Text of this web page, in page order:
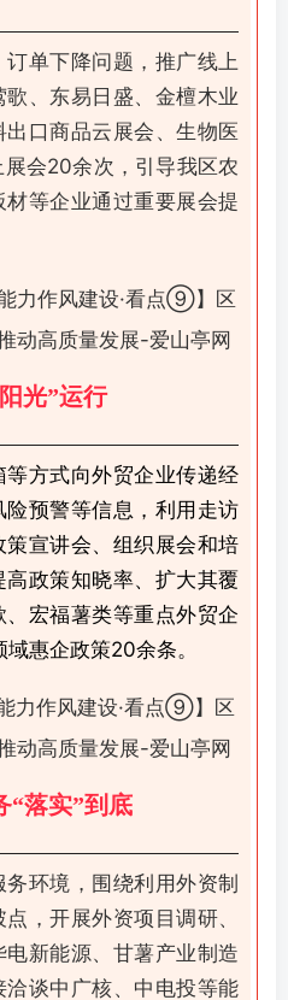
单下降问题，推广线上
、东易日盛、金檀木业
口商品云展会、生物医
会20余次，引导我区农
等企业通过重要展会提
光”运行
方式向外贸企业传递经
预警等信息，利用走访
宣讲会、组织展会和培
政策知晓率、扩大其覆
宏福薯类等重点外贸企
惠企政策20余条。
“落实”到底
环境，围绕利用外资制
，开展外资项目调研、
新能源、甘薯产业制造
谈中广核、中电投等能